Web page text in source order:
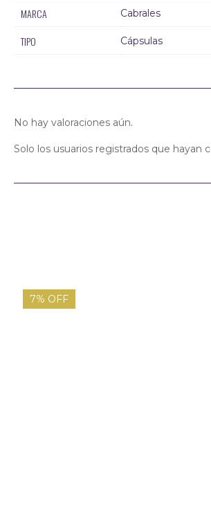
MARCA Cabrales
TIPO Cápsulas
No hay valoraciones aún.
Solo los usuarios registrados que
7% OFF